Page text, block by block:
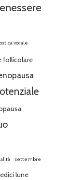
vocale
follicolare
settembre
lune